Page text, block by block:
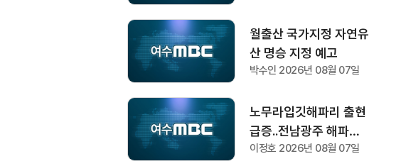
월출산 국가지정 자연유
산 명승 지정 예고
박수인 2026년 08월 07일
노무라입깃해파리 출현
급증..전남광주 해파리
주의보 지속
이정호 2026년 08월 07일